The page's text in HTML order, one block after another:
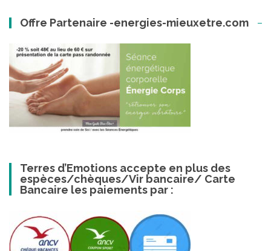
Offre Partenaire -energies-mieuxetre.com
Terres d’Emotions accepte en plus des
espèces/chèques/Vir bancaire/ Carte
Bancaire les paiements par :